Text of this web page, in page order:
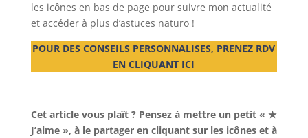
les icônes en bas de page pour suivre mon actualité
et accéder à plus d’astuces naturo !
POUR DES CONSEILS PERSONNALISES, PRENEZ RDV
EN CLIQUANT ICI
Cet article vous plaît ? Pensez à mettre un petit « ★
J’aime », à le partager en cliquant sur les icônes et à